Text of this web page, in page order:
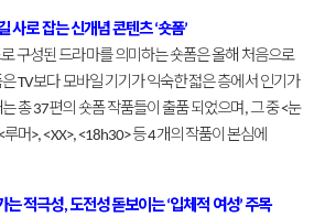
사로잡는신개념콘텐츠‘숏폼’
구성된드라마를의미하는숏폼은올해처음으로
TV보다모바일기기가익숙한젋은층에서인기가
총37편의숏폼작품들이출품되었으며, 그중<눈
루머>, <XX>, <18h30>등4개의작품이본심에
는적극성,도전성돋보이는‘입체적여성’주목